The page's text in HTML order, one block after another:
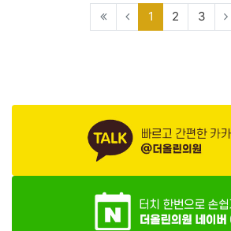
1 (current)
2 3